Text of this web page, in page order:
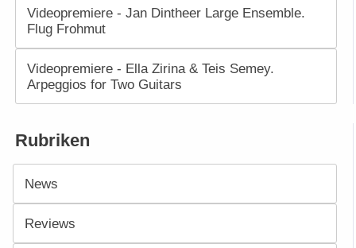
Videopremiere - Jan Dintheer Large Ensemble.
Flug Frohmut
Videopremiere - Ella Zirina & Teis Semey.
Arpeggios for Two Guitars
Rubriken
News
Reviews